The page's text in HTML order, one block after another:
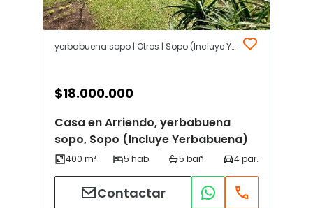
yerbabuena sopo | Otros | Sopo (Incluye Yerbabuena)
$18.000.000
Casa en Arriendo, yerbabuena
sopo, Sopo (Incluye Yerbabuena)
Contactar